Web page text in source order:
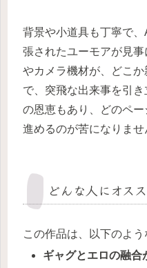
背景や小道具も丁寧で
張されたユーモアが見
やカメラ機材が、どこ
で、突飛な出来事を引
の恩恵もあり、どのペ
進めるのが苦になりませ
どんな人にオス
この作品は、以下のよ
ギャグとエロの融合